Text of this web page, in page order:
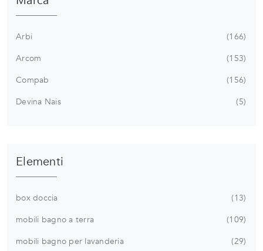
Arbi
166
Arcom
153
Compab
156
Devina Nais
5
Elementi
box doccia
13
mobili bagno a terra
109
mobili bagno per lavanderia
29